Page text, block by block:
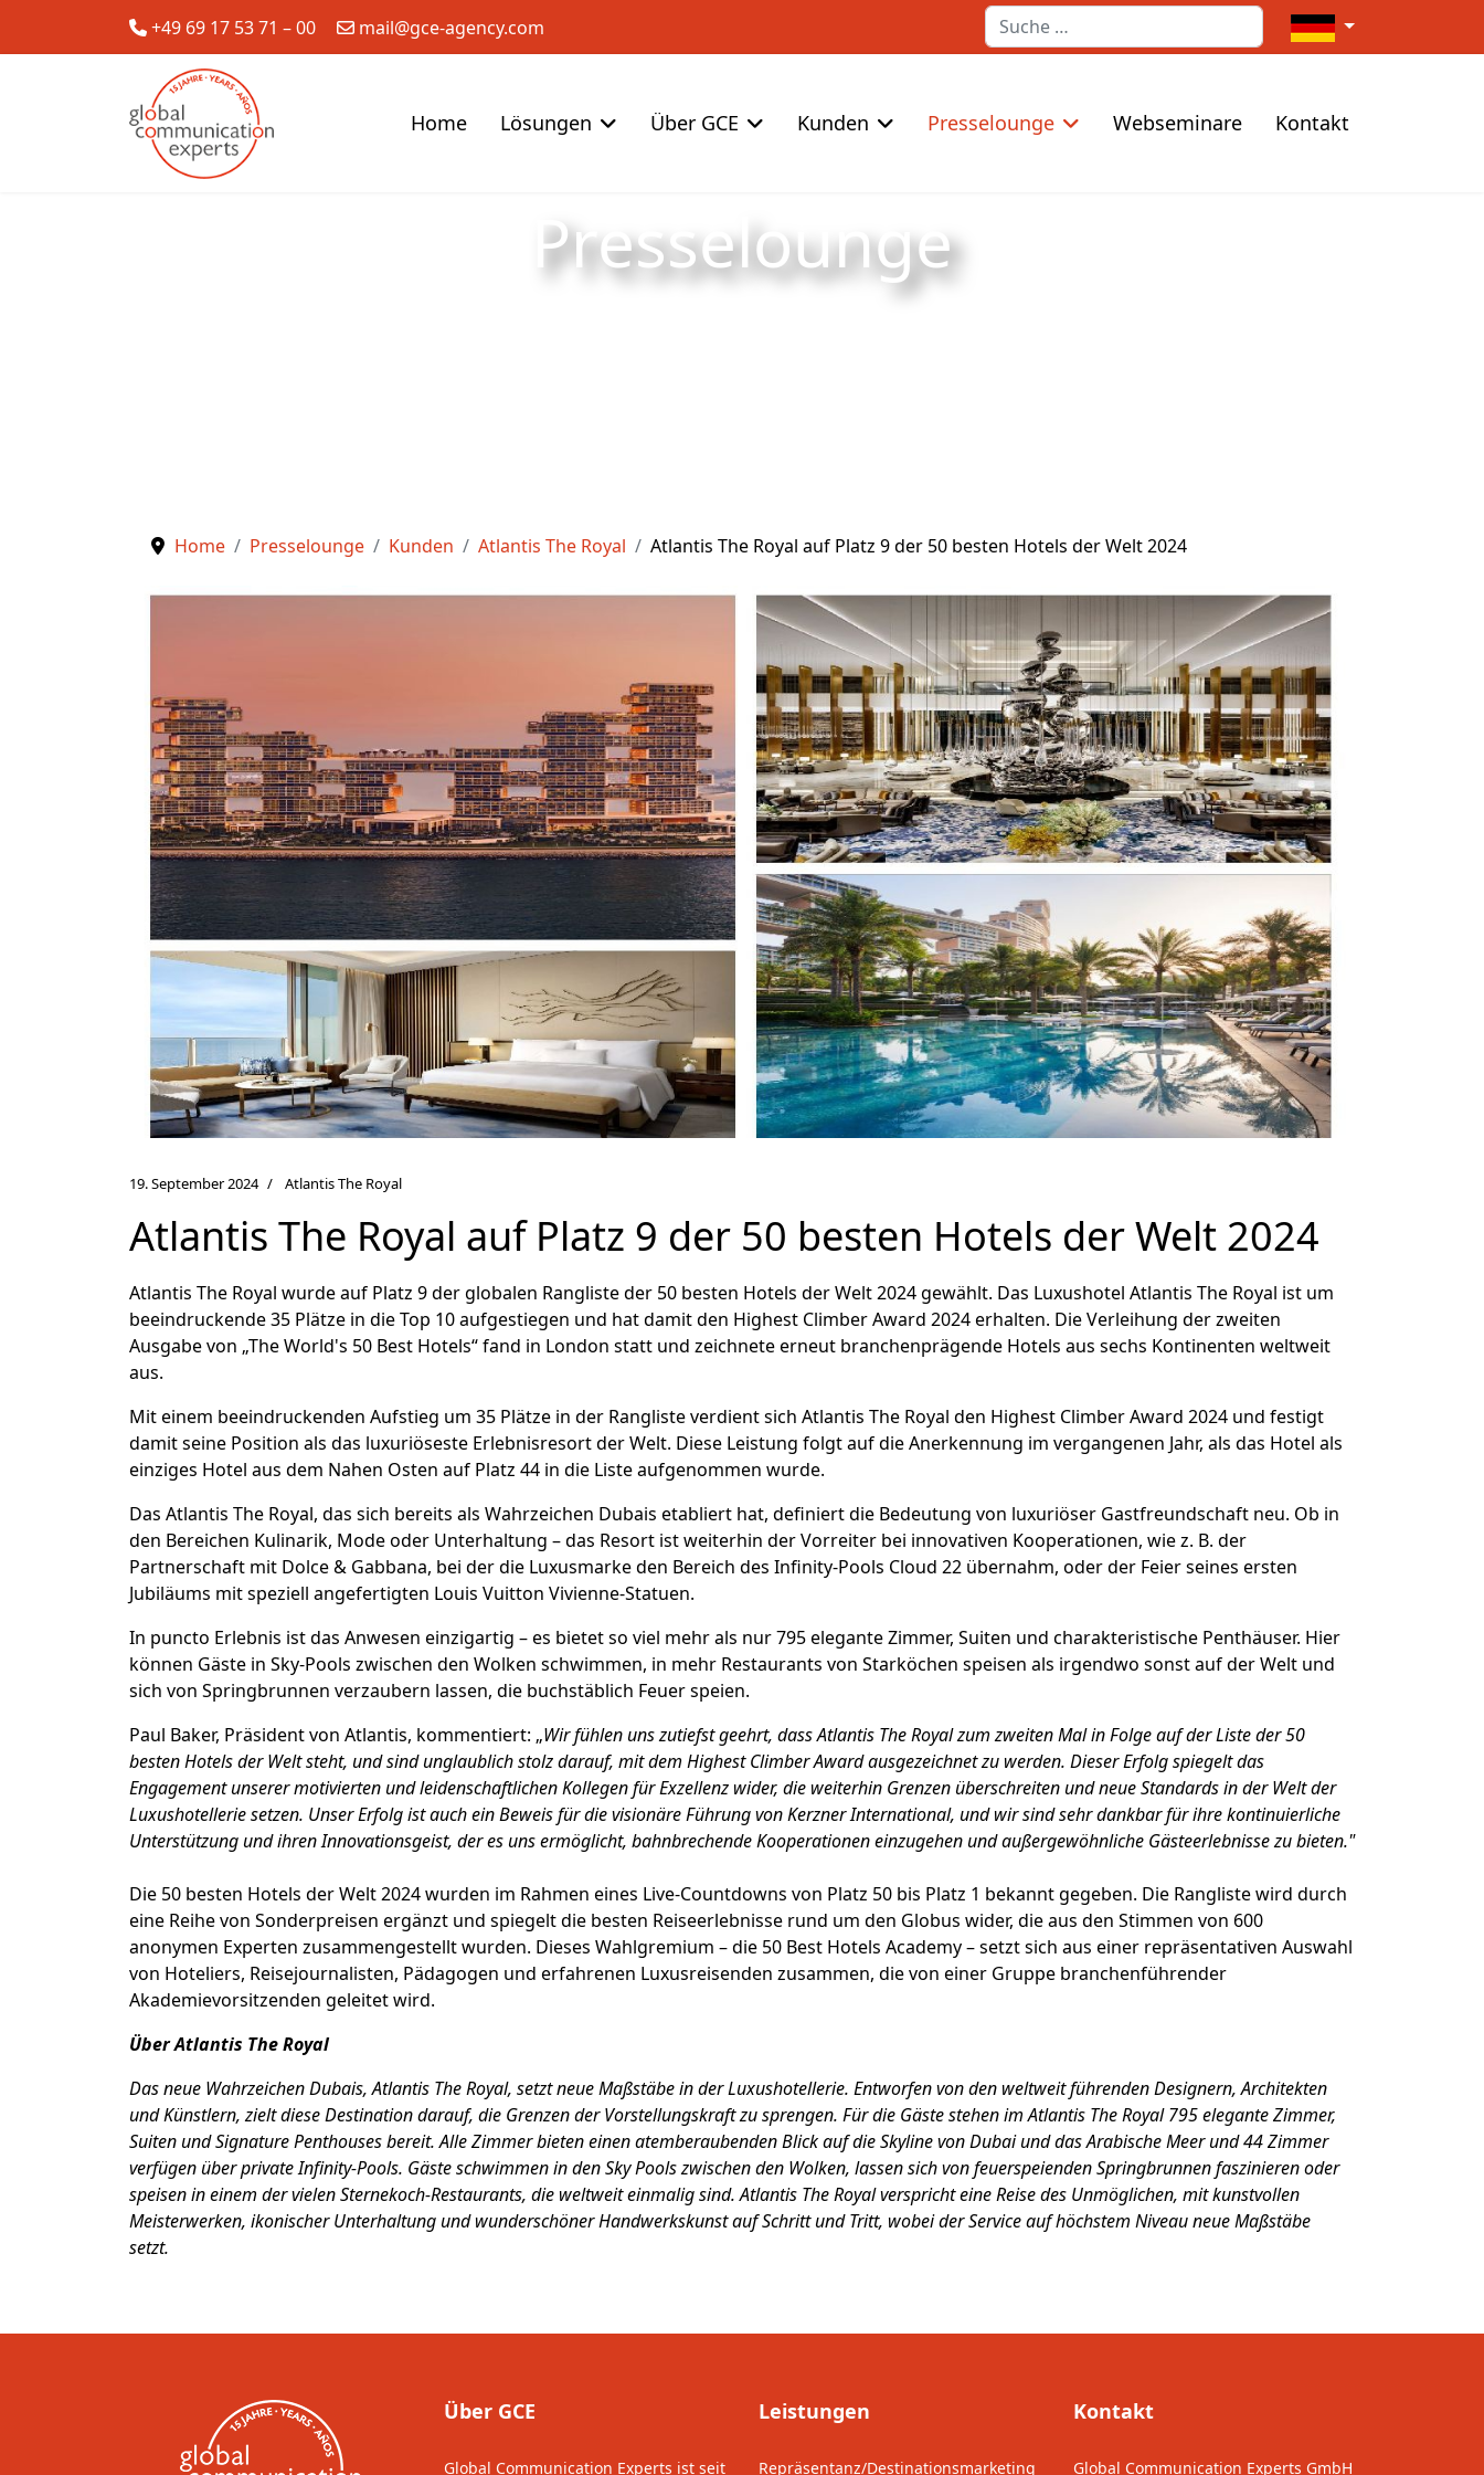
+49 69 17 53 71 – 00 mail@gce-agency.com Suchen Sprache auswählen
Home Lösungen Über GCE Kunden Presselounge Webseminare Kontakt
Presselounge
Home Presselounge Kunden Atlantis The Royal Atlantis The Royal auf Platz 9 der 50 besten Hotels der Welt 2024
19. September 2024 Atlantis The Royal
Atlantis The Royal auf Platz 9 der 50 besten Hotels der Welt 2024
Atlantis The Royal wurde auf Platz 9 der globalen Rangliste der 50 besten Hotels der Welt 2024 gewählt. Das Luxushotel Atlantis The Royal ist um
beeindruckende 35 Plätze in die Top 10 aufgestiegen und hat damit den Highest Climber Award 2024 erhalten. Die Verleihung der zweiten
Ausgabe von „The World's 50 Best Hotels“ fand in London statt und zeichnete erneut branchenprägende Hotels aus sechs Kontinenten weltweit
aus.
Mit einem beeindruckenden Aufstieg um 35 Plätze in der Rangliste verdient sich Atlantis The Royal den Highest Climber Award 2024 und festigt
damit seine Position als das luxuriöseste Erlebnisresort der Welt. Diese Leistung folgt auf die Anerkennung im vergangenen Jahr, als das Hotel als
einziges Hotel aus dem Nahen Osten auf Platz 44 in die Liste aufgenommen wurde.
Das Atlantis The Royal, das sich bereits als Wahrzeichen Dubais etabliert hat, definiert die Bedeutung von luxuriöser Gastfreundschaft neu. Ob in
den Bereichen Kulinarik, Mode oder Unterhaltung – das Resort ist weiterhin der Vorreiter bei innovativen Kooperationen, wie z. B. der
Partnerschaft mit Dolce & Gabbana, bei der die Luxusmarke den Bereich des Infinity-Pools Cloud 22 übernahm, oder der Feier seines ersten
Jubiläums mit speziell angefertigten Louis Vuitton Vivienne-Statuen.
In puncto Erlebnis ist das Anwesen einzigartig – es bietet so viel mehr als nur 795 elegante Zimmer, Suiten und charakteristische Penthäuser. Hier
können Gäste in Sky-Pools zwischen den Wolken schwimmen, in mehr Restaurants von Starköchen speisen als irgendwo sonst auf der Welt und
sich von Springbrunnen verzaubern lassen, die buchstäblich Feuer speien.
Paul Baker, Präsident von Atlantis, kommentiert: „Wir fühlen uns zutiefst geehrt, dass Atlantis The Royal zum zweiten Mal in Folge auf der Liste der 50
besten Hotels der Welt steht, und sind unglaublich stolz darauf, mit dem Highest Climber Award ausgezeichnet zu werden. Dieser Erfolg spiegelt das
Engagement unserer motivierten und leidenschaftlichen Kollegen für Exzellenz wider, die weiterhin Grenzen überschreiten und neue Standards in der Welt der
Luxushotellerie setzen. Unser Erfolg ist auch ein Beweis für die visionäre Führung von Kerzner International, und wir sind sehr dankbar für ihre kontinuierliche
Unterstützung und ihren Innovationsgeist, der es uns ermöglicht, bahnbrechende Kooperationen einzugehen und außergewöhnliche Gästeerlebnisse zu bieten."
Die 50 besten Hotels der Welt 2024 wurden im Rahmen eines Live-Countdowns von Platz 50 bis Platz 1 bekannt gegeben. Die Rangliste wird durch
eine Reihe von Sonderpreisen ergänzt und spiegelt die besten Reiseerlebnisse rund um den Globus wider, die aus den Stimmen von 600
anonymen Experten zusammengestellt wurden. Dieses Wahlgremium – die 50 Best Hotels Academy – setzt sich aus einer repräsentativen Auswahl
von Hoteliers, Reisejournalisten, Pädagogen und erfahrenen Luxusreisenden zusammen, die von einer Gruppe branchenführender
Akademievorsitzenden geleitet wird.
Über Atlantis The Royal
Das neue Wahrzeichen Dubais, Atlantis The Royal, setzt neue Maßstäbe in der Luxushotellerie. Entworfen von den weltweit führenden Designern, Architekten
und Künstlern, zielt diese Destination darauf, die Grenzen der Vorstellungskraft zu sprengen. Für die Gäste stehen im Atlantis The Royal 795 elegante Zimmer,
Suiten und Signature Penthouses bereit. Alle Zimmer bieten einen atemberaubenden Blick auf die Skyline von Dubai und das Arabische Meer und 44 Zimmer
verfügen über private Infinity-Pools. Gäste schwimmen in den Sky Pools zwischen den Wolken, lassen sich von feuerspeienden Springbrunnen faszinieren oder
speisen in einem der vielen Sternekoch-Restaurants, die weltweit einmalig sind. Atlantis The Royal verspricht eine Reise des Unmöglichen, mit kunstvollen
Meisterwerken, ikonischer Unterhaltung und wunderschöner Handwerkskunst auf Schritt und Tritt, wobei der Service auf höchstem Niveau neue Maßstäbe
setzt.
Über GCE
Global Communication Experts ist seit
Leistungen
Repräsentanz/Destinationsmarketing
Kontakt
Global Communication Experts GmbH